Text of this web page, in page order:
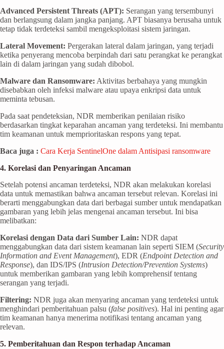
Advanced Persistent Threats (APT): Serangan yang tersembunyi
dan berlangsung dalam jangka panjang. APT biasanya berusaha untuk
tetap tidak terdeteksi sambil mengeksploitasi sistem jaringan.
Lateral Movement: Pergerakan lateral dalam jaringan, yang terjadi
ketika penyerang mencoba berpindah dari satu perangkat ke perangkat
lain di dalam jaringan yang sudah dibobol.
Malware dan Ransomware: Aktivitas berbahaya yang mungkin
disebabkan oleh infeksi malware atau upaya enkripsi data untuk
meminta tebusan.
Pada saat pendeteksian, NDR memberikan penilaian risiko
berdasarkan tingkat keparahan ancaman yang terdeteksi. Ini membantu
tim keamanan untuk memprioritaskan respons yang tepat.
Baca juga : Cara Kerja SentinelOne dalam Antisipasi ransomware
4. Korelasi dan Penyaringan Ancaman
Setelah potensi ancaman terdeteksi, NDR akan melakukan korelasi
data untuk memastikan bahwa ancaman tersebut relevan. Korelasi ini
berarti menggabungkan data dari berbagai sumber untuk mendapatkan
gambaran yang lebih jelas mengenai ancaman tersebut. Ini bisa
melibatkan:
Korelasi dengan Data dari Sumber Lain: NDR dapat
menggabungkan data dari sistem keamanan lain seperti SIEM (Security
Information and Event Management), EDR (Endpoint Detection and
Response), dan IDS/IPS (Intrusion Detection/Prevention Systems)
untuk memberikan gambaran yang lebih komprehensif tentang
serangan yang terjadi.
Filtering: NDR juga akan menyaring ancaman yang terdeteksi untuk
menghindari pemberitahuan palsu (false positives). Hal ini penting agar
tim keamanan hanya menerima notifikasi tentang ancaman yang
relevan.
5. Pemberitahuan dan Respon terhadap Ancaman